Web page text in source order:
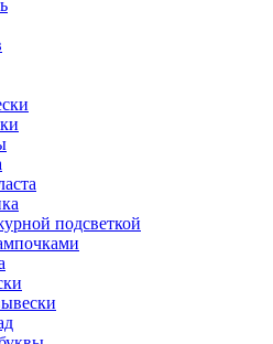
подсветкой